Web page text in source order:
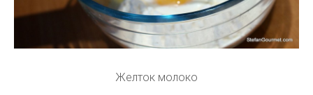
Желток молоко